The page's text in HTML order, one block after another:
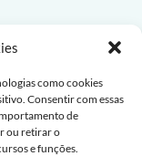
como cookies
Consentir com essas
de
ou retirar o
e funções.
as semanas!